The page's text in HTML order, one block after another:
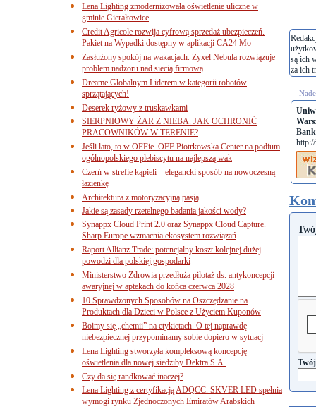
są ich
za ich
Lena Lighting zmodernizowała oświetlenie uliczne w
gminie Gierałtowice
Credit Agricole rozwija cyfrową sprzedaż ubezpieczeń.
Pakiet na Wypadki dostępny w aplikacji CA24 Mo
Zasłużony spokój na wakacjach. Zyxel Nebula rozwiązuje
problem nadzoru nad siecią firmową
Dreame Globalnym Liderem w kategorii robotów
sprzątających!
Deserek ryżowy z truskawkami
SIERPNIOWY ŻAR Z NIEBA. JAK OCHRONIĆ
PRACOWNIKÓW W TERENIE?
Jeśli lato, to w OFFie. OFF Piotrkowska Center na podium
ogólnopolskiego plebiscytu na najlepszą wak
Czerń w strefie kąpieli – elegancki sposób na nowoczesną
łazienkę
Architektura z motoryzacyjną pasją
Jakie są zasady rzetelnego badania jakości wody?
Synappx Cloud Print 2.0 oraz Synappx Cloud Capture.
Sharp Europe wzmacnia ekosystem rozwiązań
Raport Allianz Trade: potencjalny koszt kolejnej dużej
powodzi dla polskiej gospodarki
Ministerstwo Zdrowia przedłuża pilotaż ds. antykoncepcji
awaryjnej w aptekach do końca czerwca 2028
10 Sprawdzonych Sposobów na Oszczędzanie na
Produktach dla Dzieci w Polsce z Użyciem Kuponów
Boimy się „chemii” na etykietach. O tej naprawdę
niebezpiecznej przypominamy sobie dopiero w sytuacj
Lena Lighting stworzyła kompleksową koncepcję
oświetlenia dla nowej siedziby Dektra S.A.
Czy da się randkować inaczej?
Lena Lighting z certyfikacją ADQCC. SKVER LED spełnia
wymogi rynku Zjednoczonych Emiratów Arabskich